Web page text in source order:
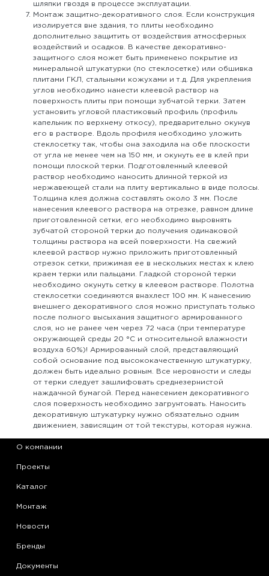
шляпки гвоздя в процессе эксплуатации.
Монтаж защитно-декоративного слоя. Если конструкция
изолируется вне здания, то плиты необходимо
дополнительно защитить от воздействия атмосферных
воздействий и осадков. В качестве декоративно-
защитного слоя может быть применено покрытие из
минеральной штукатурки (по стеклосетке) или обшивка
плитами ГКЛ, стальными кожухами и т.д. Для укрепления
углов необходимо нанести клеевой раствор на
поверхность плиты при помощи зубчатой терки. Затем
установить угловой пластиковый профиль (профиль
капельник по верхнему откосу), предварительно окунув
его в растворе. Вдоль профиля необходимо уложить
стеклосетку так, чтобы она заходила на обе плоскости
от угла не менее чем на 150 мм, и окунуть ее в клей при
помощи плоской терки. Подготовленный клеевой
раствор необходимо наносить длинной теркой из
нержавеющей стали на плиту вертикально в виде полосы.
Толщина клея должна составлять около 3 мм. После
нанесения клеевого раствора на отрезке, равном длине
приготовленной сетки, его необходимо выровнять
зубчатой стороной терки до получения одинаковой
толщины раствора на всей поверхности. На свежий
клеевой раствор нужно приложить приготовленный
отрезок сетки, прижимая ее в нескольких местах к клею
краем терки или пальцами. Гладкой стороной терки
необходимо окунуть сетку в клеевом растворе. Полотна
стеклосетки соединяются внахлест 100 мм. К нанесению
внешнего декоративного слоя можно приступать только
после полного высыхания защитного армированного
слоя, но не ранее чем через 72 часа (при температуре
окружающей среды 20 °С и относительной влажности
воздуха 60%)! Армированный слой, представляющий
собой основание под высококачественную штукатурку,
должен быть идеально ровным. Все неровности и следы
от терки следует зашлифовать среднезернистой
наждачной бумагой. Перед нанесением декоративного
слоя поверхность необходимо загрунтовать. Наносить
декоративную штукатурку нужно обязательно одним
движением, зависящим от той текстуры, которая нужна.
О компании
Проекты
Каталог
Монтаж
Новости
Бренды
Документы